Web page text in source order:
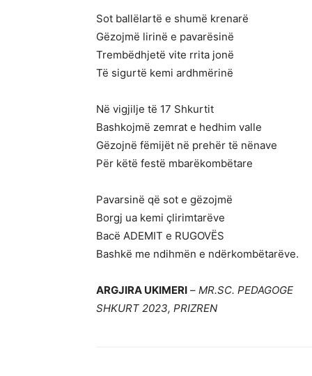
Sot ballëlartë e shumë krenarë
Gëzojmë lirinë e pavarësinë
Trembëdhjetë vite rrita jonë
Të sigurtë kemi ardhmërinë
Në vigjilje të 17 Shkurtit
Bashkojmë zemrat e hedhim valle
Gëzojnë fëmijët në prehër të nënave
Për këtë festë mbarëkombëtare
Pavarsinë që sot e gëzojmë
Borgj ua kemi çlirimtarëve
Bacë ADEMIT e RUGOVËS
Bashkë me ndihmën e ndërkombëtarëve.
ARGJIRA UKIMERI – MR.SC. PEDAGOGE
SHKURT 2023, PRIZREN